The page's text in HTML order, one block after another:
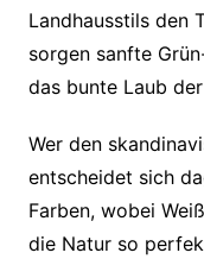
Landhausstils den
sorgen sanfte
das bunte Laub
Wer den
entscheidet sich
Farben, wobei
die Natur so